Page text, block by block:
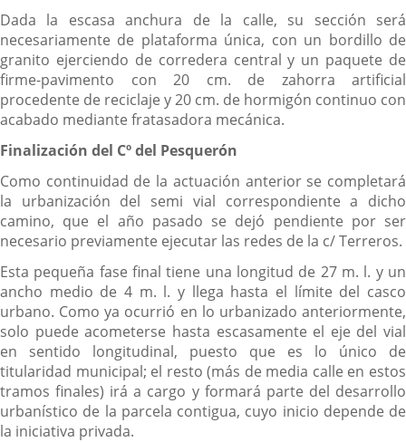
Dada la escasa anchura de la calle, su sección será
necesariamente de plataforma única, con un bordillo de
granito ejerciendo de corredera central y un paquete de
firme-pavimento con 20 cm. de zahorra artificial
procedente de reciclaje y 20 cm. de hormigón continuo con
acabado mediante fratasadora mecánica.
Finalización del Cº del Pesquerón
Como continuidad de la actuación anterior se completará
la urbanización del semi vial correspondiente a dicho
camino, que el año pasado se dejó pendiente por ser
necesario previamente ejecutar las redes de la c/ Terreros.
Esta pequeña fase final tiene una longitud de 27 m. l. y un
ancho medio de 4 m. l. y llega hasta el límite del casco
urbano. Como ya ocurrió en lo urbanizado anteriormente,
solo puede acometerse hasta escasamente el eje del vial
en sentido longitudinal, puesto que es lo único de
titularidad municipal; el resto (más de media calle en estos
tramos finales) irá a cargo y formará parte del desarrollo
urbanístico de la parcela contigua, cuyo inicio depende de
la iniciativa privada.